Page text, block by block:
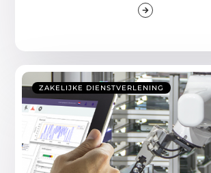
ZAKELIJKE DIENSTVERLENING